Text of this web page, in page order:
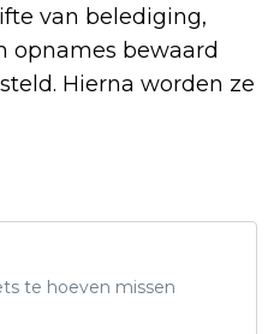
van belediging,
opnames bewaard
Hierna worden ze
te hoeven missen